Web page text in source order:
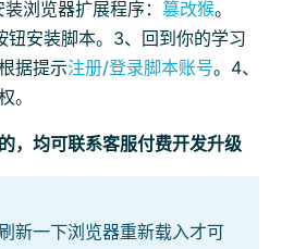
浏览器扩展程序： 篡改猴。
钮安装脚本。3、回到你的学习
据提示注册/登录脚本账号。4、
。
，均可联系客服付费开发升级
新一下浏览器重新载入才可